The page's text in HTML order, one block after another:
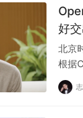
好
北京
根据